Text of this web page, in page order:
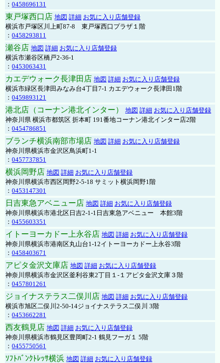
： 0458696131
東戸塚西口店 地図 詳細 お気に入り店舗登録
横浜市戸塚区川上町87-8 東戸塚西口プラザ１階
： 0458293811
瀬谷店 地図 詳細 お気に入り店舗登録
横浜市瀬谷区橋戸2-36-1
： 0453063431
カエデウォーク長津田店 地図 詳細 お気に入り店舗登録
横浜市緑区長津田みなみ台4丁目7-1 カエデウォーク長津田1階
： 0459893121
港北店（コーナン港北インター） 地図 詳細 お気に入り店舗登録
神奈川県 横浜市都筑区 折本町 191番地コーナン港北インター店2階
： 0454786851
ブランチ横浜南部市場店 地図 詳細 お気に入り店舗登録
神奈川県横浜市金沢区鳥浜町1-1
： 0457737851
横浜岡野店 地図 詳細 お気に入り店舗登録
神奈川県横浜市西区岡野2-5-18 サミット横浜岡野1階
： 0453147301
日吉東急アベニュー店 地図 詳細 お気に入り店舗登録
神奈川県横浜市港北区日吉2-1-1日吉東急アベニュー 本館3階
： 0455603351
イトーヨーカドー上永谷店 地図 詳細 お気に入り店舗登録
神奈川県横浜市港南区丸山台1-12イトーヨーカドー上永谷3階
： 0458403671
アピタ金沢文庫店 地図 詳細 お気に入り店舗登録
神奈川県横浜市金沢区釜利谷東2丁目１-１アピタ金沢文庫３階
： 0457801261
ジョイナステラス二俣川店 地図 詳細 お気に入り店舗登録
横浜市旭区二俣川2-50-14ジョイナステラス二俣川 3階
： 0453662281
西友鶴見店 地図 詳細 お気に入り店舗登録
神奈川県横浜市鶴見区豊岡町2-1 鶴見フーガ１ 5階
： 0455750561
ｿﾌﾄﾊﾞﾝｸﾄﾚｯｻ横浜 地図 詳細 お気に入り店舗登録